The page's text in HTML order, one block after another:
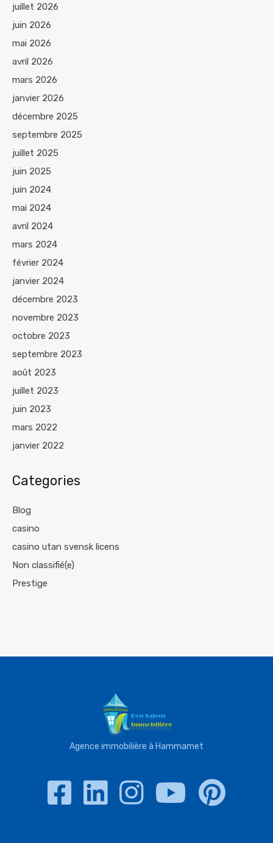
juillet 2026
juin 2026
mai 2026
avril 2026
mars 2026
janvier 2026
décembre 2025
septembre 2025
juillet 2025
juin 2025
juin 2024
mai 2024
avril 2024
mars 2024
février 2024
janvier 2024
décembre 2023
novembre 2023
octobre 2023
septembre 2023
août 2023
juillet 2023
juin 2023
mars 2022
janvier 2022
Categories
Blog
casino
casino utan svensk licens
Non classifié(e)
Prestige
Agence immobilière à Hammamet